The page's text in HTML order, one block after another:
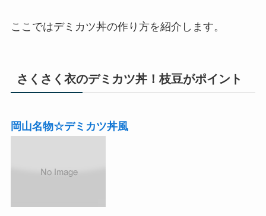
ここではデミカツ丼の作り方を紹介します。
さくさく衣のデミカツ丼！枝豆がポイント
岡山名物☆デミカツ丼風